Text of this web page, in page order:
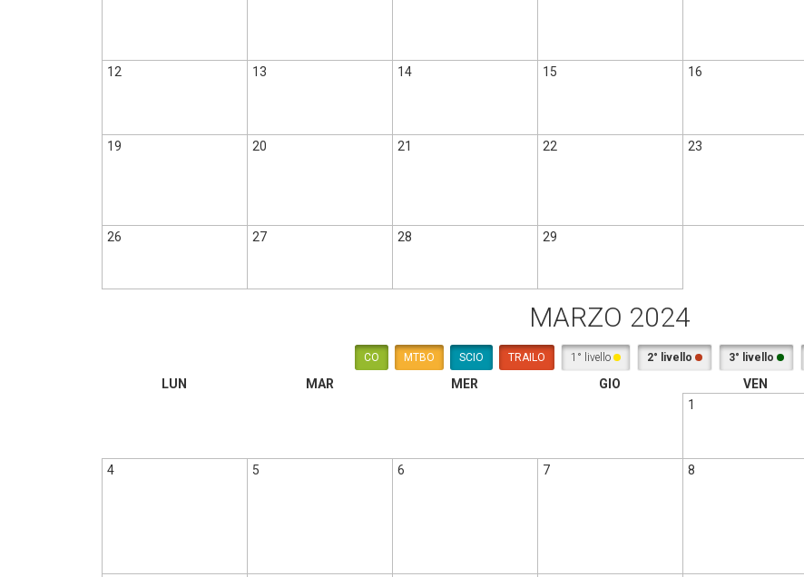
12 13 14 15 16
19 20 21 22 23
26 27 28 29
MARZO 2024
CO MTBO SCIO TRAILO 1° livello 2° livello 3° livello
LUN MAR MER GIO VEN
1
4 5 6 7 8